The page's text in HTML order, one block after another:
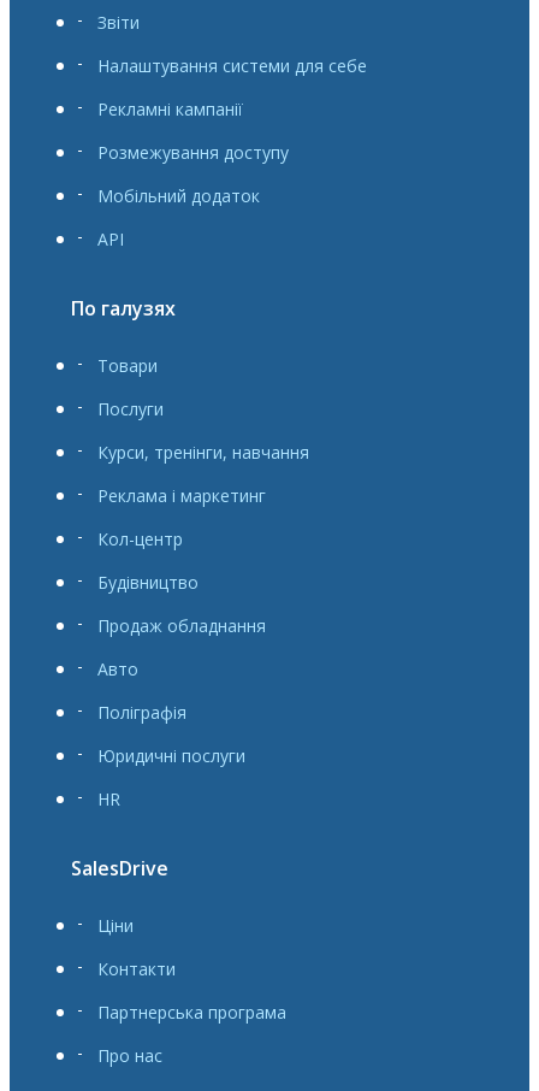
Звіти
Налаштування системи для себе
Рекламні кампанії
Розмежування доступу
Мобільний додаток
API
По галузях
Товари
Послуги
Курси, тренінги, навчання
Реклама і маркетинг
Кол-центр
Будівництво
Продаж обладнання
Авто
Поліграфія
Юридичні послуги
HR
SalesDrive
Ціни
Контакти
Партнерська програма
Про нас